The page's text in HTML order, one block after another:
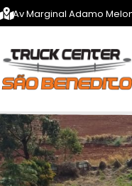
Av Marginal Adamo